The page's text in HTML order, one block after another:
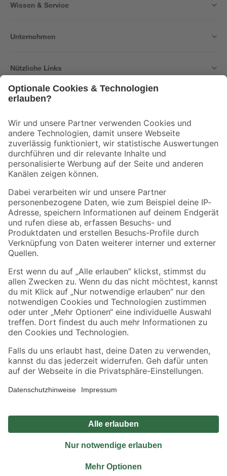
Wissen & Service
Unternehmen
Nützliche Links
Der toom Newsletter: Keine Angebote und Aktionen mehr verpassen!
Zur Newsletter Anmeldung
Folge uns
Zahlungsarten Versandarten
Sicher einkaufen
Jetzt die toom-App herunterladen
Alle Preisangaben in EUR inkl. gesetzl. MwSt.. Die dargestellten Angebote sind unter
Umständen nicht in allen Märkten verfügbar. Die angegebenen Verfügbarkeiten beziehen
Produkte nur solange der Vorrat reicht.
*Paketversand ab 59 € versandkostenfrei, gilt nicht für Artikel mit Speditionsversand, hier
Privatsphäre Impressum
Nutzungsbedingungen
Widerrufsrecht
Vertrag widerrufen
© 2026 toom Baumarkt GmbH